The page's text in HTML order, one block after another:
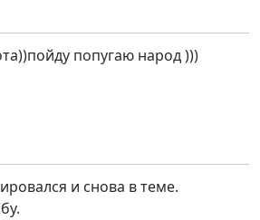
попугаю народ )))
и снова в теме.